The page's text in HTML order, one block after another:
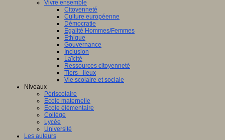
Vivre ensemble
Citoyenneté
Culture européenne
Démocratie
Egalité Hommes/Femmes
Ethique
Gouvernance
Inclusion
Laïcité
Ressources citoyenneté
Tiers - lieux
Vie scolaire et sociale
Niveaux
Périscolaire
Ecole maternelle
Ecole élémentaire
Collège
Lycée
Université
Les auteurs